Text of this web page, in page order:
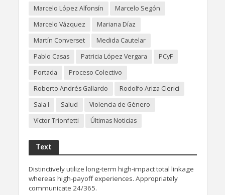
Marcelo López Alfonsín
Marcelo Segón
Marcelo Vázquez
Mariana Díaz
Martín Converset
Medida Cautelar
Pablo Casas
Patricia López Vergara
PCyF
Portada
Proceso Colectivo
Roberto Andrés Gallardo
Rodolfo Ariza Clerici
Sala I
Salud
Violencia de Género
Víctor Trionfetti
Últimas Noticias
Text
Distinctively utilize long-term high-impact total linkage
whereas high-payoff experiences. Appropriately
communicate 24/365.